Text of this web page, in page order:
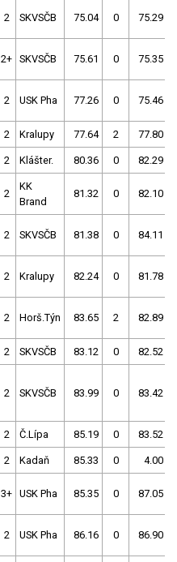
2 SKVSČB 75.04 0 75.29
2+ SKVSČB 75.61 0 75.35
2 USK Pha 77.26 0 75.46
2 Kralupy 77.64 2 77.80
2 Klášter. 80.36 0 82.29
2
KK
Brand
81.32 0 82.10
2 SKVSČB 81.38 0 84.11
2 Kralupy 82.24 0 81.78
2 Horš.Týn 83.65 2 82.89
2 SKVSČB 83.12 0 82.52
2 SKVSČB 83.99 0 83.42
2 Č.Lípa 85.19 0 83.52
2 Kadaň 85.33 0 4.00
3+ USK Pha 85.35 0 87.05
2 USK Pha 86.16 0 86.90